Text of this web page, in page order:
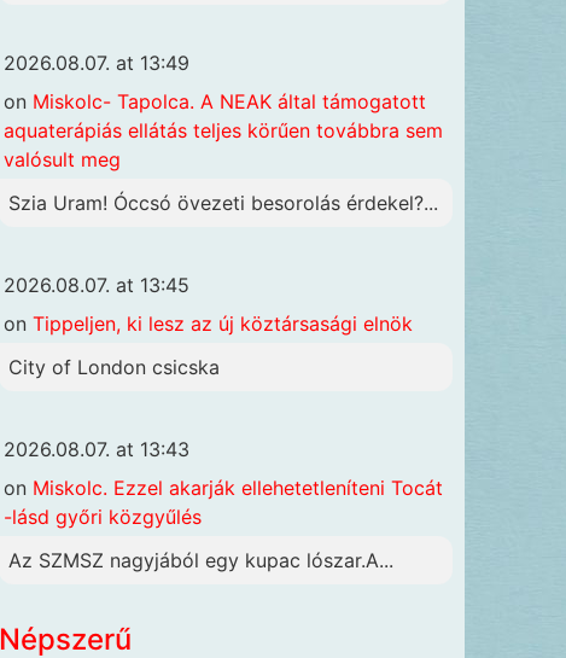
2026.08.07. at 13:49
on Miskolc- Tapolca. A NEAK által támogatott
aquaterápiás ellátás teljes körűen továbbra sem
valósult meg
Szia Uram! Óccsó övezeti besorolás érdekel?...
2026.08.07. at 13:45
on Tippeljen, ki lesz az új köztársasági elnök
City of London csicska
2026.08.07. at 13:43
on Miskolc. Ezzel akarják ellehetetleníteni Tocát
-lásd győri közgyűlés
Az SZMSZ nagyjából egy kupac lószar.A...
Népszerű